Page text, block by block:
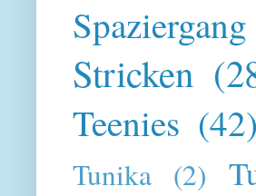
Spaziergang
Stricken
Teenies (42)
Tunika (2)